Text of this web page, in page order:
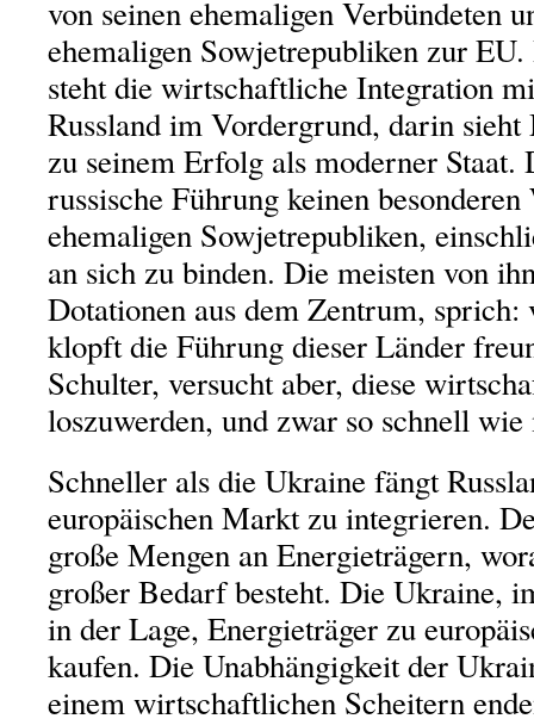
von seinen ehemaligen Verbündeten
ehemaligen Sowjetrepubliken zur
steht die wirtschaftliche Integration
Russland im Vordergrund, darin sieht
zu seinem Erfolg als moderner Staat.
russische Führung keinen
ehemaligen Sowjetrepubliken,
an sich zu binden. Die meisten von
Dotationen aus dem Zentrum,
klopft die Führung dieser Länder
Schulter, versucht aber, diese
loszuwerden, und zwar so schnell
Schneller als die Ukraine fängt
europäischen Markt zu integrieren.
große Mengen an Energieträgern,
großer Bedarf besteht. Die Ukraine,
in der Lage, Energieträger zu
kaufen. Die Unabhängigkeit der
einem wirtschaftlichen Scheitern